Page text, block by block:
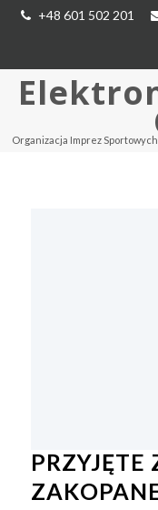
+48 601 502 201
Organizacja Imprez
PRZYJĘTE